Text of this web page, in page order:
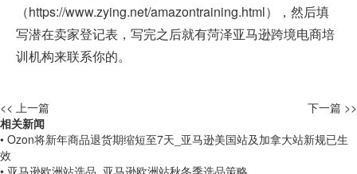
（https://www.zying.net/amazontraining.html），然后填
写潜在卖家登记表，写完之后就有菏泽亚马逊跨境电商培
训机构来联系你的。
<< 上一篇
下一篇 >>
相关新闻
• Ozon将新年商品退货期缩短至7天_亚马逊美国站及加拿大站新规已生
效